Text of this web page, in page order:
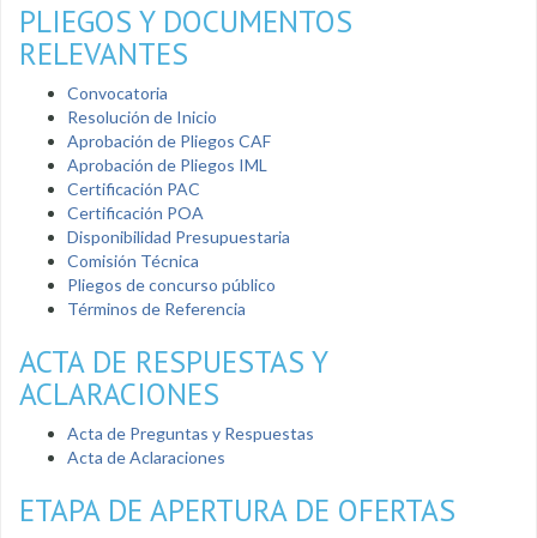
PLIEGOS Y DOCUMENTOS
RELEVANTES
Convocatoria
Resolución de Inicio
Aprobación de Pliegos CAF
Aprobación de Pliegos IML
Certificación PAC
Certificación POA
Disponibilidad Presupuestaria
Comisión Técnica
Pliegos de concurso público
Términos de Referencia
ACTA DE RESPUESTAS Y
ACLARACIONES
Acta de Preguntas y Respuestas
Acta de Aclaraciones
ETAPA DE APERTURA DE OFERTAS